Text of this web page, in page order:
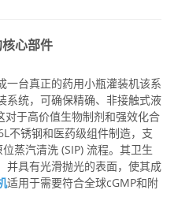
心部件
一台真正的药用小瓶灌装机该系
系统，可确保精确、非接触式液
于高价值生物制剂和强效化合
不锈钢和医药级组件制造，支
蒸汽清洗 (SIP) 流程。其卫生
并具有光滑抛光的表面，使其成
适用于需要符合全球cGMP和附